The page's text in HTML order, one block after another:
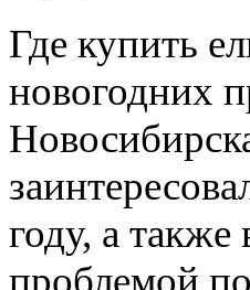
Где купить
новогодних
году, а также